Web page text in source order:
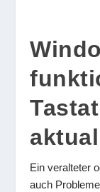
Ein veralteter
auch